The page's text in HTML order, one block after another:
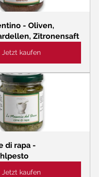
- Oliven,
Zitronensaft
Jetzt kaufen
di rapa -
Jetzt kaufen